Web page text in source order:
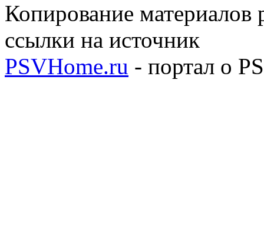
Копирование материалов
ссылки на источник
PSVHome.ru - портал о